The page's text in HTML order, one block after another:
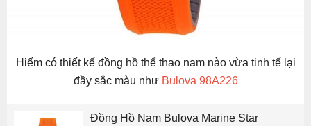
Hiếm có thiết kế đồng hồ thể thao nam nào vừa tinh tế lại
đầy sắc màu như Bulova 98A226
Đồng Hồ Nam Bulova Marine Star